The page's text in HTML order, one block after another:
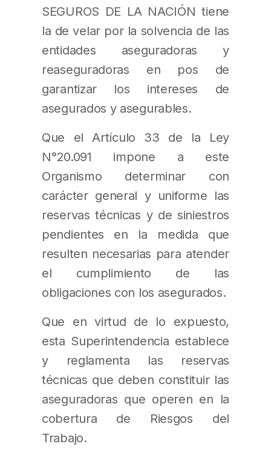
SEGUROS DE LA NACIÓN tiene
la de velar por la solvencia de las
entidades aseguradoras y
reaseguradoras en pos de
garantizar los intereses de
asegurados y asegurables.
Que el Artículo 33 de la Ley
N°20.091 impone a este
Organismo determinar con
carácter general y uniforme las
reservas técnicas y de siniestros
pendientes en la medida que
resulten necesarias para atender
el cumplimiento de las
obligaciones con los asegurados.
Que en virtud de lo expuesto,
esta Superintendencia establece
y reglamenta las reservas
técnicas que deben constituir las
aseguradoras que operen en la
cobertura de Riesgos del
Trabajo.